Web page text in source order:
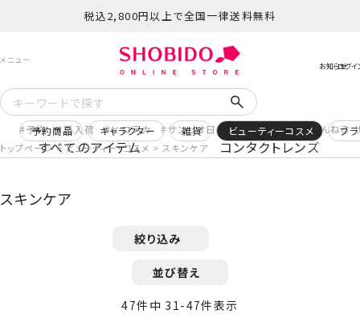
税込2,800円以上で全国一律送料無料
予約 再入荷 ヒロアカ サンリオ日焼け コスメヲタちゃんねる
すべてのアイテム コンタクトレンズ
予約商品 キャラクター 雑貨 ビューティーコスメ ブ
トップページ ビューティー・コスメ スキンケア
スキンケア
絞り込み
並び替え
47件中 31-47件表示